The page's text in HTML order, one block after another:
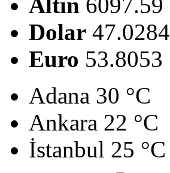
Dolar 47.0284
Euro 53.8053
Adana 30 °C
Ankara 22 °C
İstanbul 25 °C